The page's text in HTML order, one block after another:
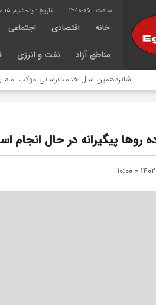
13:18:06 تاریخ : پنجشنبه, ۱۵ مرداد , ۱۴۰۵
خانه اقتصادی اجتماعی
مناطق آزاد نفت و انرژی
شانزدهمین سال خدمت‌رسانی موکب امام رضا (ع)
روها پیگیرانه در حال انجام